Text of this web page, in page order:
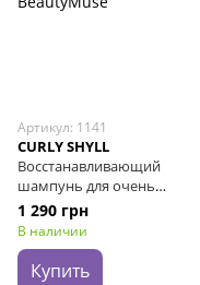
Артикул: 1141
CURLY SHYLL
Восстанавливающий
шампунь для очень
поврежденных волос
CURLYSHYLL After Salon Care
Shampoo, 360 мл
1 290 грн
В наличии
Купить